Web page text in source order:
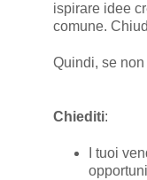
ispirare idee
comune.
Quindi, se
Chiediti:
I tuoi